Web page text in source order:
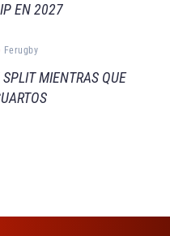
EN 2027
Ferugby
MIENTRAS QUE